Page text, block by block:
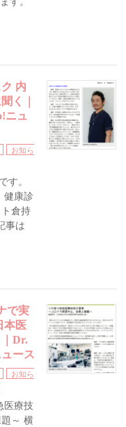
内
く｜
ニュ
お知ら
す。
健康診
倉持
事は
で実
本医
Dr.
ース
お知ら
医療技
～ 横